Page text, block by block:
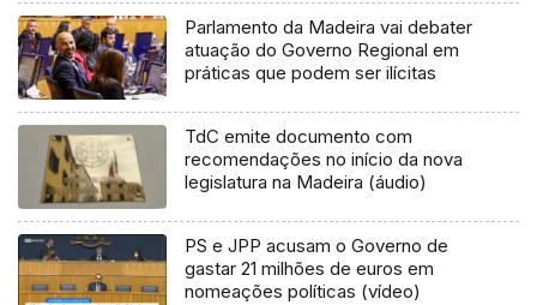
Parlamento da Madeira vai debater
atuação do Governo Regional em
práticas que podem ser ilícitas
TdC emite documento com
recomendações no início da nova
legislatura na Madeira (áudio)
PS e JPP acusam o Governo de
gastar 21 milhões de euros em
nomeações políticas (vídeo)